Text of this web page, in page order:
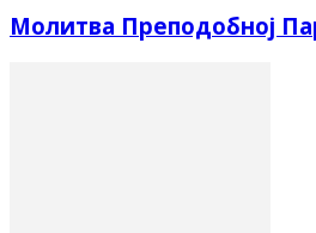
Молитва Преподобној